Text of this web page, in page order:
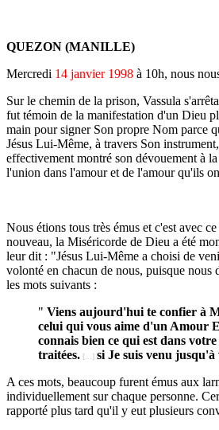
QUEZON (MANILLE)
Mercredi 14 janvier 1998 à 10h, nous
Sur le chemin de la prison, Vassula
fut témoin de la manifestation d'un Dieu
main pour signer Son propre Nom parce
Jésus Lui-Même, à travers Son
effectivement montré son dévouement à la
l'union dans l'amour et de l'amour qu'ils
Nous étions tous très émus et c'est avec
nouveau, la Miséricorde de Dieu a été
leur dit : "Jésus Lui-Même a choisi de
volonté en chacun de nous, puisque nous
les mots suivants :
" Viens aujourd'hui te confier à
celui qui vous aime d'un Amour
connais bien ce qui est dans
traitées. [...] si Je suis venu
A ces mots, beaucoup furent émus aux
individuellement sur chaque personne.
rapporté plus tard qu'il y eut plusieurs